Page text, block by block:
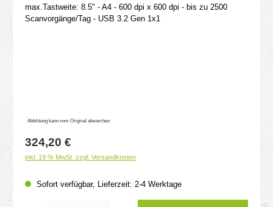
Abbildung kann vom Original abweichen
Regulärer Preis:
324,20 €
inkl. 19 % MwSt. zzgl. Versandkosten
Sofort verfügbar, Lieferzeit: 2-4 Werktage